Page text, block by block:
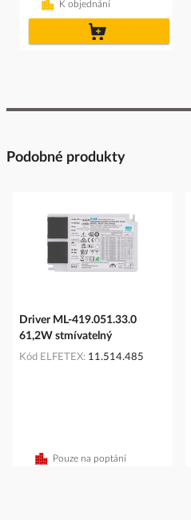
K objednání
Podobné produkty
Driver ML-419.051.33.0
61,2W stmívatelný
Kód ELFETEX 11.514.485
Pouze na poptání